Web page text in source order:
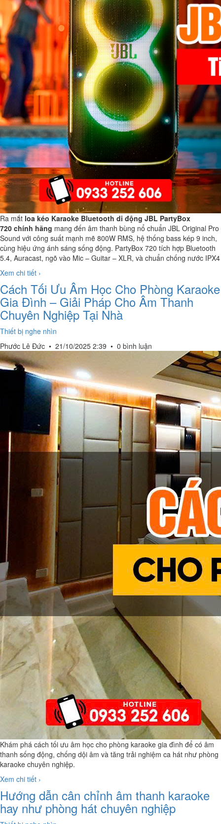
Ra mắt loa kéo Karaoke Bluetooth di động JBL PartyBox
720 chính hãng mang đến âm thanh bùng nổ chuẩn JBL Original Pro
Sound với công suất mạnh mẽ 800W RMS, hệ thống bass kép 9 inch,
cùng hiệu ứng ánh sáng sống động. PartyBox 720 tích hợp Bluetooth
5.4, Auracast, ngõ vào Mic – Guitar – XLR, và chuẩn chống nước IPX4
Xem chi tiết ›
Cách Tối Ưu Âm Học Cho Phòng Karaoke
Gia Đình – Giải Pháp Cho Âm Thanh
Chuyên Nghiệp Tại Nhà
Thiết bị nghe nhìn
Phước Lê Đức • 21/10/2025 2:39 • 0 bình luận
Khám phá cách tối ưu âm học cho phòng karaoke gia đình để có âm
thanh sống động, chống dội âm và tăng trải nghiệm ca hát như phòng
karaoke chuyên nghiệp.
Xem chi tiết ›
Hướng dẫn cân chỉnh âm thanh karaoke
hay như phòng hát chuyên nghiệp